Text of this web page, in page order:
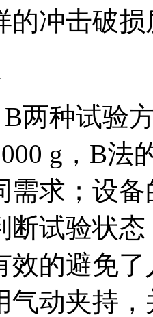
的冲击破损
两种试验
g，B法
需求；设
断试验状
效的避免
气动夹持